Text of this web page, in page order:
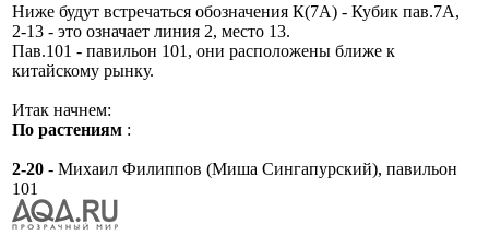
Ниже будут встречаться обозначения К(7А) - Кубик пав.7А,
2-13 - это означает линия 2, место 13.
Пав.101 - павильон 101, они расположены ближе к
китайскому рынку.
Итак начнем:
По растениям :
2-20 - Михаил Филиппов (Миша Сингапурский), павильон
101